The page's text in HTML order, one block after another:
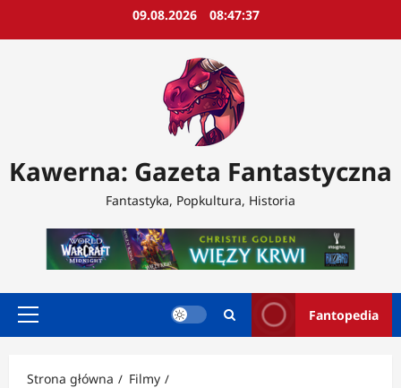
09.08.2026 08:47:39
Kawerna: Gazeta Fantastyczna
Fantastyka, Popkultura, Historia
Menu
Fantopedia
Strona główna
Filmy